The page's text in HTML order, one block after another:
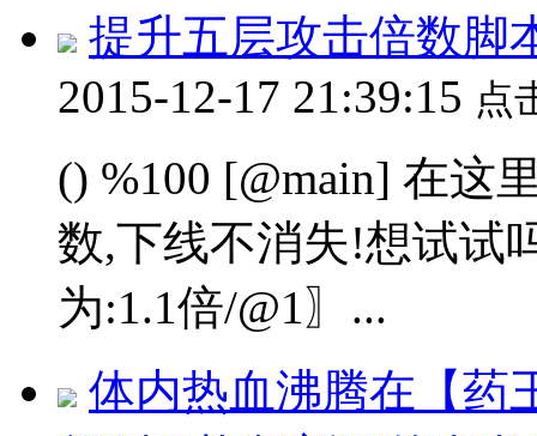
提升五层攻击倍数脚
2015-12-17 21:39:15 点
() %100 [@main] 在这
数,下线不消失!想试试
为:1.1倍/@1〗...
体内热血沸腾在【药